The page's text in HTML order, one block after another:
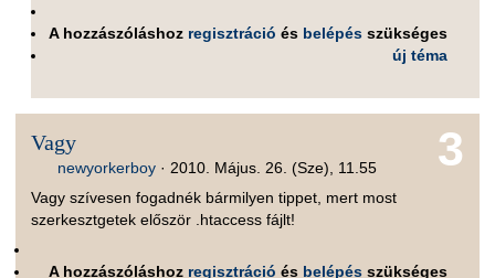
A hozzászóláshoz regisztráció és belépés szükséges
új téma
3
Vagy
newyorkerboy · 2010. Május. 26. (Sze), 11.55
Vagy szívesen fogadnék bármilyen tippet, mert most
szerkesztgetek először .htaccess fájlt!
A hozzászóláshoz regisztráció és belépés szükséges